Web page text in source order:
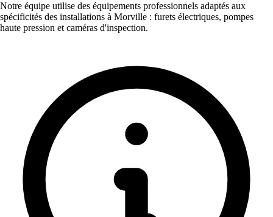
Notre équipe utilise des équipements professionnels adaptés aux
spécificités des installations à Morville : furets électriques, pompes
haute pression et caméras d'inspection.